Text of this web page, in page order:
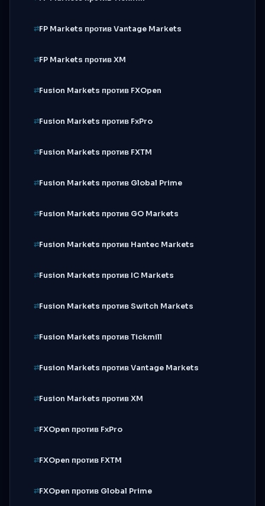
FP Markets против Vantage Markets
FP Markets против XM
Fusion Markets против FXOpen
Fusion Markets против FxPro
Fusion Markets против FXTM
Fusion Markets против Global Prime
Fusion Markets против GO Markets
Fusion Markets против Hantec Markets
Fusion Markets против IC Markets
Fusion Markets против Switch Markets
Fusion Markets против Tickmill
Fusion Markets против Vantage Markets
Fusion Markets против XM
FXOpen против FxPro
FXOpen против FXTM
FXOpen против Global Prime